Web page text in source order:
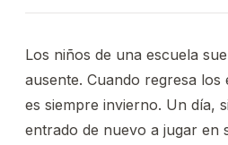
Los niños de una escuela
ausente. Cuando regresa
es siempre invierno. Un día,
entrado de nuevo a jugar en